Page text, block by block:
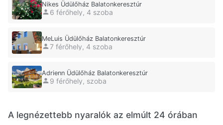
Nikes Üdülőház Balatonkeresztúr
6 férőhely, 4 szoba
MeLuis Üdülőház Balatonkeresztúr
7 férőhely, 4 szoba
Adrienn Üdülőház Balatonkeresztúr
9 férőhely, szoba
A legnézettebb nyaralók az elmúlt 24 órában